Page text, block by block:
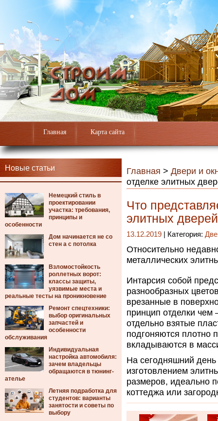
Главная Карта сайта
Новые статьи
Немецкий стиль в
проектировании
участка: требования,
принципы и
особенности
Дом начинается не со
стен а с потолка
Взломостойкость
роллетных ворот:
классы защиты,
уязвимые места и
реальные тесты на проникновение
Ремонт спецтехники:
выбор оригинальных
запчастей и
особенности
обслуживания
Индивидуальная
настройка автомобиля:
зачем владельцы
обращаются в тюнинг-
ателье
Летняя подработка для
студентов: варианты
занятости и советы по
выбору
Главная > Двери и
отделке элитных
Что
элитных дверей
13.12.2019 | Категория:
Относительно
металлических
Интарсия собой
разнообразных
врезанные в
принцип отделки чем
отдельно взятые
подгоняются плотно
вкладываются в
На сегодняшний
изготовлением
размеров, идеально
коттеджа или